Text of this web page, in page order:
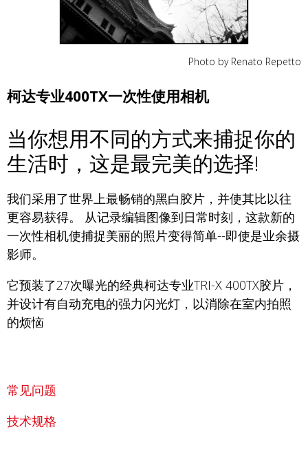
Photo by Renato Repetto
柯达专业400TX一次性使用相机
当你想用不同的方式来捕捉你的
生活时，这是最完美的选择!
我们采用了世界上最畅销的黑白胶片，并使其比以往
更容易获得。 从记录编辑图像到日常时刻，这款新的
一次性相机使捕捉美丽的照片变得简单--即使是业余摄
影师。
它预装了27次曝光的经典柯达专业TRI-X 400TX胶片，
并设计有自动充电的强力闪光灯，以消除在室内拍照
的烦恼
常见问题
技术规格